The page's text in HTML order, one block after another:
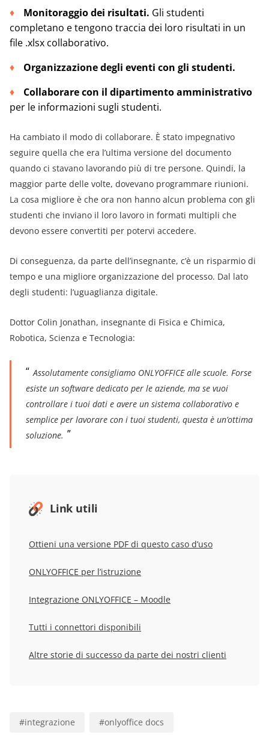
Monitoraggio dei risultati. Gli studenti
completano e tengono traccia dei loro risultati in un
file .xlsx collaborativo.
Organizzazione degli eventi con gli studenti.
Collaborare con il dipartimento amministrativo
per le informazioni sugli studenti.
Ha cambiato il modo di collaborare. È stato impegnativo
seguire quella che era l’ultima versione del documento
quando ci stavano lavorando più di tre persone. Quindi, la
maggior parte delle volte, dovevano programmare riunioni.
La cosa migliore è che ora non hanno alcun problema con gli
studenti che inviano il loro lavoro in formati multipli che
devono essere convertiti per potervi accedere.
Di conseguenza, da parte dell’insegnante, c’è un risparmio di
tempo e una migliore organizzazione del processo. Dal lato
degli studenti: l’uguaglianza digitale.
Dottor Colin Jonathan, insegnante di Fisica e Chimica,
Robotica, Scienza e Tecnologia:
Assolutamente consigliamo ONLYOFFICE alle scuole. Forse
esiste un software dedicato per le aziende, ma se vuoi
controllare i tuoi dati e avere un sistema collaborativo e
semplice per lavorare con i tuoi studenti, questa è un’ottima
soluzione.
Link utili
Ottieni una versione PDF di questo caso d’uso
ONLYOFFICE per l’istruzione
Integrazione ONLYOFFICE – Moodle
Tutti i connettori disponibili
Altre storie di successo da parte dei nostri clienti
#integrazione #onlyoffice docs